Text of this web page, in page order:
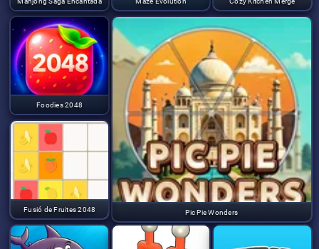
Foodies 2048
Pic Pie Wonders
Fusió de Fruites 2048